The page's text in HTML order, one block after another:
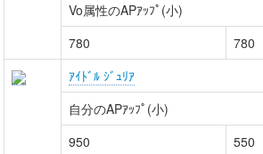
Vo属性のAPｱｯﾌﾟ(小)
780
780
ｱｲﾄﾞﾙ ｼﾞｭﾘｱ
自分のAPｱｯﾌﾟ(小)
950
550